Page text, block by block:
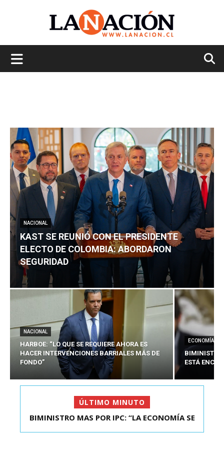
NACIONAL
KAST SE REUNIÓ CON EL PRESIDENTE
ELECTO DE COLOMBIA: ABORDARON
SEGURIDAD
NACIONAL
HARBOE: “LO QUE SE REQUIERE AHORA ES
HACER INTERVENCIONES BARRIALES MÁS DE
FONDO”
ECONOMÍA
BIMINISTRO
ESTÁ
ÚLTIMO MINUTO
KAST SE REUNIÓ CON EL PRESIDENTE ELECTO DE
BIMINISTRO MAS POR IPC: “LA ECONOMÍA SE